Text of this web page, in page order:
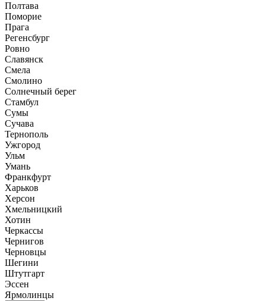
Полтава
Поморие
Прага
Регенсбург
Ровно
Славянск
Смела
Смолино
Солнечный берег
Стамбул
Сумы
Сучава
Тернополь
Ужгород
Ульм
Умань
Франкфурт
Харьков
Херсон
Хмельницкий
Хотин
Черкассы
Чернигов
Черновцы
Шегини
Штутгарт
Эссен
Ярмолинцы